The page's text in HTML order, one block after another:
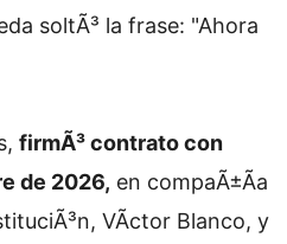
soltÃ³ la frase: "Ahora
firmÃ³ contrato con
de 2026, en compaÃ±Ã­a
VÃ­ctor Blanco, y